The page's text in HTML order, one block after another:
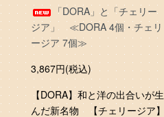
「DORA」と「チェリー
ジア」 ≪DORA 4個・チェリ
ージア 7個≫
3,867円(税込)
【DORA】和と洋の出合いが生
んだ新名物 【チェリージア】